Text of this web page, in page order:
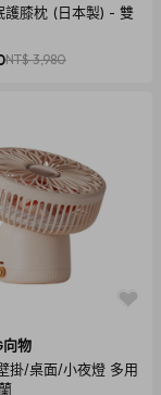
護膝枕 (日本製) - 雙
NT$ 3,980
物
掛/桌面/小夜燈 多用